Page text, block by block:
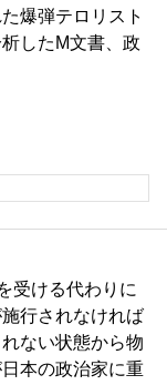
爆弾テロリスト
したM文書、政
受ける代わりに
行されなければ
ない状態から物
本の政治家に重